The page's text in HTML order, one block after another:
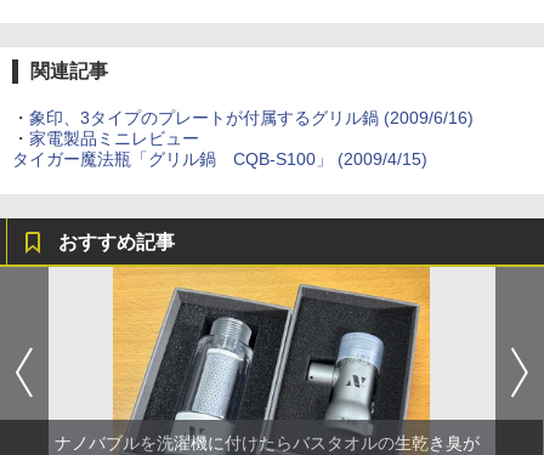
関連記事
・ 象印、3タイプのプレートが付属するグリル鍋 (2009/6/16)
・ 家電製品ミニレビュー
タイガー魔法瓶「グリル鍋 CQB-S100」 (2009/4/15)
おすすめ記事
ナノバブルを洗濯機に付けたらバスタオルの生乾き臭が